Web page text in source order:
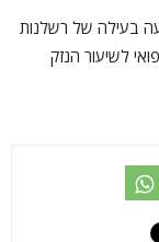
בעילה של רשלנות
לשיעור הנזק